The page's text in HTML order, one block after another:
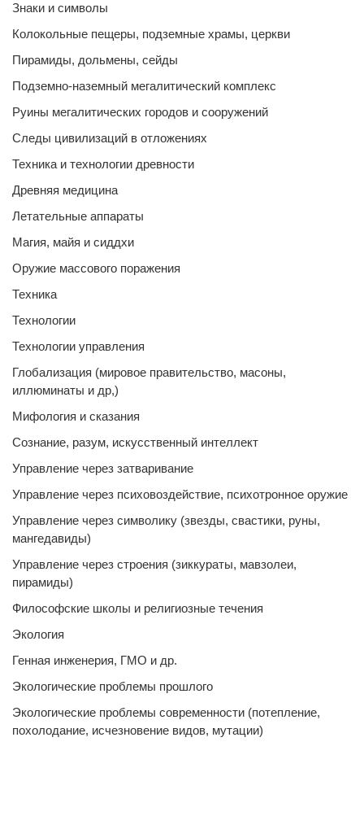
Знаки и символы
Колокольные пещеры, подземные храмы, церкви
Пирамиды, дольмены, сейды
Подземно-наземный мегалитический комплекс
Руины мегалитических городов и сооружений
Следы цивилизаций в отложениях
Техника и технологии древности
Древняя медицина
Летательные аппараты
Магия, майя и сиддхи
Оружие массового поражения
Техника
Технологии
Технологии управления
Глобализация (мировое правительство, масоны,
иллюминаты и др,)
Мифология и сказания
Сознание, разум, искусственный интеллект
Управление через затваривание
Управление через психовоздействие, психотронное оружие
Управление через символику (звезды, свастики, руны,
мангедавиды)
Управление через строения (зиккураты, мавзолеи,
пирамиды)
Философские школы и религиозные течения
Экология
Генная инженерия, ГМО и др.
Экологические проблемы прошлого
Экологические проблемы современности (потепление,
похолодание, исчезновение видов, мутации)